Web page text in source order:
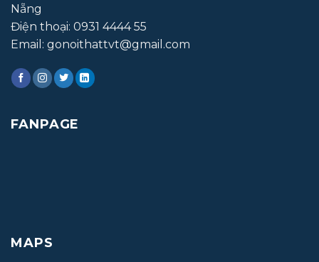
Nẵng
Điện thoại: 0931 4444 55
Email: gonoithattvt@gmail.com
FANPAGE
MAPS